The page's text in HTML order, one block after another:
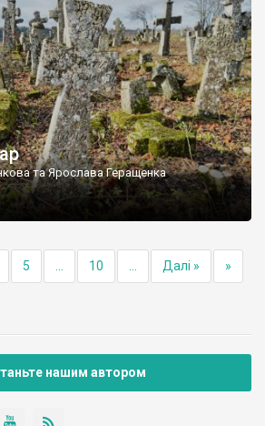
та Ярослава Геращенка
5 10 Далі » »
нашим автором